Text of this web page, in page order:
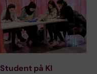
Student på KI